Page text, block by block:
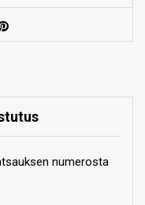
numerosta